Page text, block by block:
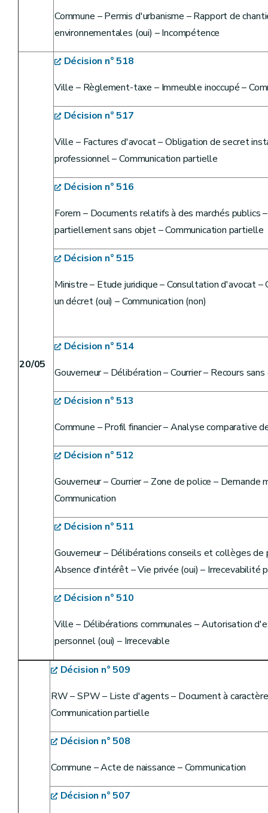
Commune – Permis d'urbanisme – Rapport de
environnementales (oui) – Incompétence
20/05
Décision n° 518
Ville – Règlement-taxe – Immeuble inoccupé –
Décision n° 517
Ville – Factures d'avocat – Obligation de secret
professionnel – Communication partielle
Décision n° 516
Forem – Documents relatifs à des marchés publics
partiellement sans objet – Communication partielle
Décision n° 515
Ministre – Etude juridique – Consultation d'avocat
un décret (oui) – Communication (non)
Décision n° 514
Gouverneur – Délibération – Courrier – Recours
Décision n° 513
Commune – Profil financier – Analyse comparative
Décision n° 512
Gouverneur – Courrier – Zone de police –
Communication
Décision n° 511
Gouverneur – Délibérations conseils et collèges
Absence d'intérêt – Vie privée (oui) – Irrecevabilité
Décision n° 510
Ville – Délibérations communales – Autorisation
personnel (oui) – Irrecevable
Décision n° 509
RW – SPW – Liste d'agents – Document à
Communication partielle
Décision n° 508
Commune – Acte de naissance – Communication
Décision n° 507